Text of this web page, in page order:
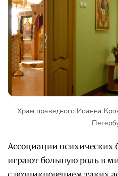
Храм праведного Иоанна
Ассоциации психических
играют большую роль в
с возникновением таких